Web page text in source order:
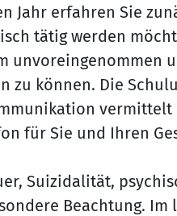
Jahr erfahren Sie
tätig werden
unvoreingenommen
zu können. Die
vermittelt
für Sie und Ihren
Suizidalität,
Beachtung.